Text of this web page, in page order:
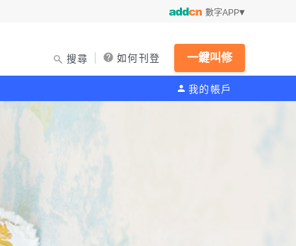
數字APP
搜尋 如何刊登 一鍵叫修
我的帳戶